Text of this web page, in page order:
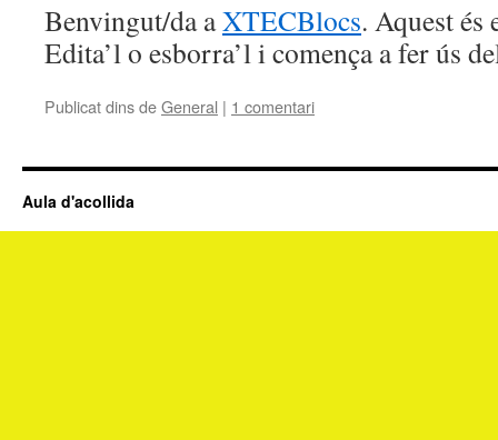
Benvingut/da aXTECBlocs. Aquest
Edita’l o esborra’l i comença a fer ús
Publicat dins deGeneral | 1 comentari
Aula d'acollida